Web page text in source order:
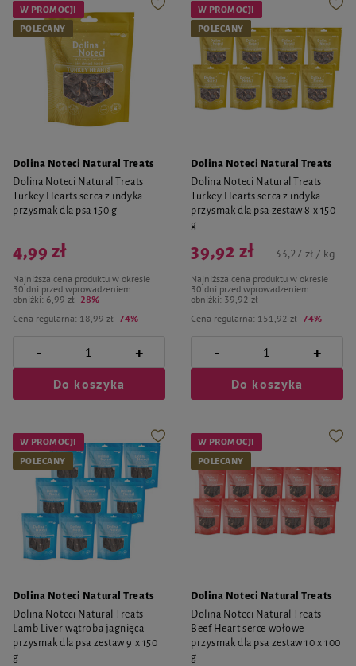
W PROMOCJI
POLECANY
Dolina Noteci Natural Treats
Dolina Noteci Natural Treats
Turkey Hearts serca z indyka
przysmak dla psa 150 g
Cena regularna: 18,99 zł -74%
4,99 zł
Najniższa cena produktu w okresie
30 dni przed wprowadzeniem
obniżki: 6,99 zł -28%
- +
Do koszyka
W PROMOCJI
POLECANY
Dolina Noteci Natural Treats
Dolina Noteci Natural Treats
Turkey Hearts serca z indyka
przysmak dla psa zestaw 8 x 150
g
Cena regularna: 151,92 zł -74%
39,92 zł
Najniższa cena produktu w okresie
30 dni przed wprowadzeniem
obniżki: 39,92 zł
33,27 zł / kg
- +
Do koszyka
W PROMOCJI
POLECANY
Dolina Noteci Natural Treats
Dolina Noteci Natural Treats
Lamb Liver wątroba jagnięca
przysmak dla psa zestaw 9 x 150
g
W PROMOCJI
POLECANY
Dolina Noteci Natural Treats
Dolina Noteci Natural Treats
Beef Heart serce wołowe
przysmak dla psa zestaw 10 x 100
g